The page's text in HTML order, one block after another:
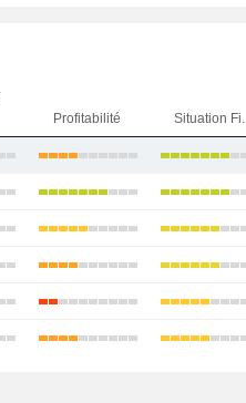
Profitabilité Situation Fi.